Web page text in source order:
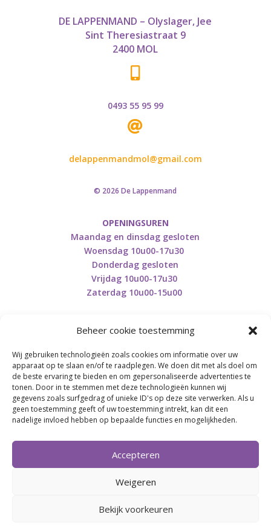
Beheer cookie toestemming
Wij gebruiken technologieën zoals cookies om informatie over uw
apparaat op te slaan en/of te raadplegen. We doen dit met als doel om
de beste ervaring te bieden en om gepersonaliseerde advertenties te
tonen. Door in te stemmen met deze technologieën kunnen wij
gegevens zoals surfgedrag of unieke ID's op deze site verwerken. Als u
geen toestemming geeft of uw toestemming intrekt, kan dit een
nadelige invloed hebben op bepaalde functies en mogelijkheden.
Accepteren
Weigeren
Bekijk voorkeuren
DE LAPPENMAND – Olyslager, Jee
Sint Theresiastraat 9
2400 MOL

0493 55 95 99

delappenmandmol@gmail.com
© 2026 De Lappenmand
OPENINGSUREN
Maandag en dinsdag gesloten
Woensdag 10u00-17u30
Donderdag gesloten
Vrijdag 10u00-17u30
Zaterdag 10u00-15u00
Retourneren en herroepen
BE0746.853.082
BREI- EN HAAK-ATELJEE
Momenteel on hold wegens medische reden.
Heropstart september.